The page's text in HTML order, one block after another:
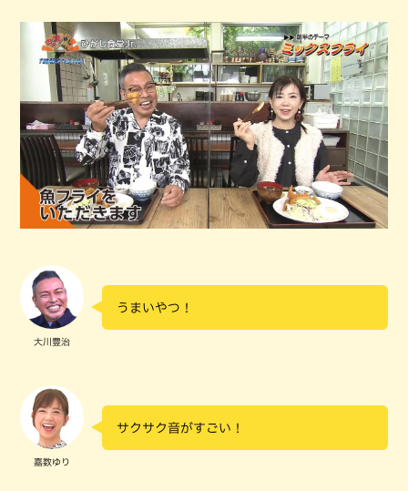
大川豊治
うまいやつ！
嘉数ゆり
サクサク音がすごい！